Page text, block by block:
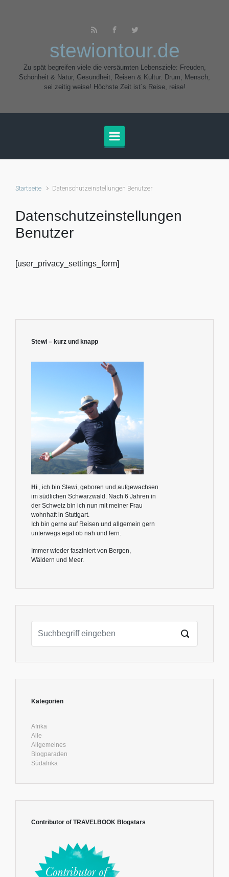
stewiontour.de
Zu spät begreifen viele die versäumten Lebensziele: Freuden,
Schönheit & Natur, Gesundheit, Reisen & Kultur. Drum, Mensch,
sei zeitig weise! Höchste Zeit ist´s Reise, reise!
Startseite Datenschutzeinstellungen Benutzer
Datenschutzeinstellungen
Benutzer
[user_privacy_settings_form]
Stewi – kurz und knapp
Hi , ich bin Stewi, geboren und aufgewachsen
im südlichen Schwarzwald. Nach 6 Jahren in
der Schweiz bin ich nun mit meiner Frau
wohnhaft in Stuttgart.
Ich bin gerne auf Reisen und allgemein gern
unterwegs egal ob nah und fern.
Immer wieder fasziniert von Bergen,
Wäldern und Meer.
Kategorien
Afrika
Alle
Allgemeines
Blogparaden
Südafrika
Contributor of TRAVELBOOK Blogstars